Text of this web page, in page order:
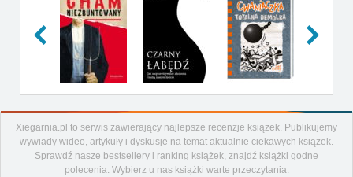
Artykuły
Recenzje
Xiegarnia.pl to serwis zawierający najlepsze recenzje książek. Publikujemy
wywiady wideo, artykuły i dyskusje na temat aktualnie ciekawych książek.
Sprawdź nasze bestsellery i ranking książek, znajdź książki godne
polecenia. Wybierz u nas książki warte przeczytania.